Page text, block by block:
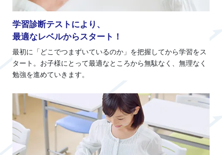
学習診断テストにより、
最適なレベルからスタート！
最初に「どこでつまずいているのか」を把握してから学習をス
タート。お子様にとって最適なところから無駄なく、無理なく
勉強を進めていきます。